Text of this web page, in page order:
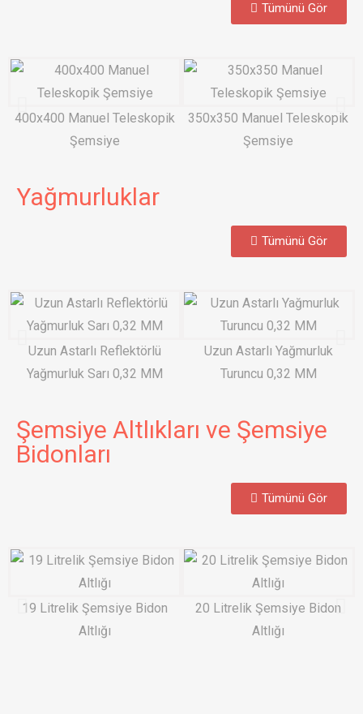
Tümünü Gör
400x400 Manuel Teleskopik
Şemsiye
350x350 Manuel Teleskopik
Şemsiye
Yağmurluklar
Tümünü Gör
Uzun Astarlı Reflektörlü
Yağmurluk Sarı 0,32 MM
Uzun Astarlı Yağmurluk
Turuncu 0,32 MM
Şemsiye Altlıkları ve Şemsiye
Bidonları
Tümünü Gör
19 Litrelik Şemsiye Bidon
Altlığı
20 Litrelik Şemsiye Bidon
Altlığı